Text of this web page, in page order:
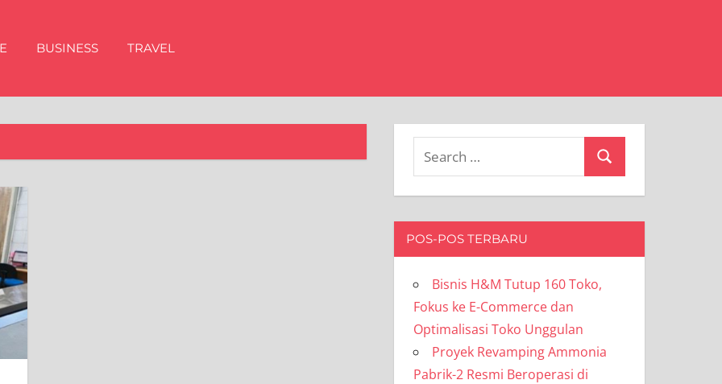
BUSINESS TRAVEL
Search
POS-POS TERBARU
Bisnis H&M Tutup 160 Toko,
Fokus ke E-Commerce dan
Optimalisasi Toko Unggulan
Proyek Revamping Ammonia
Pabrik-2 Resmi Beroperasi di